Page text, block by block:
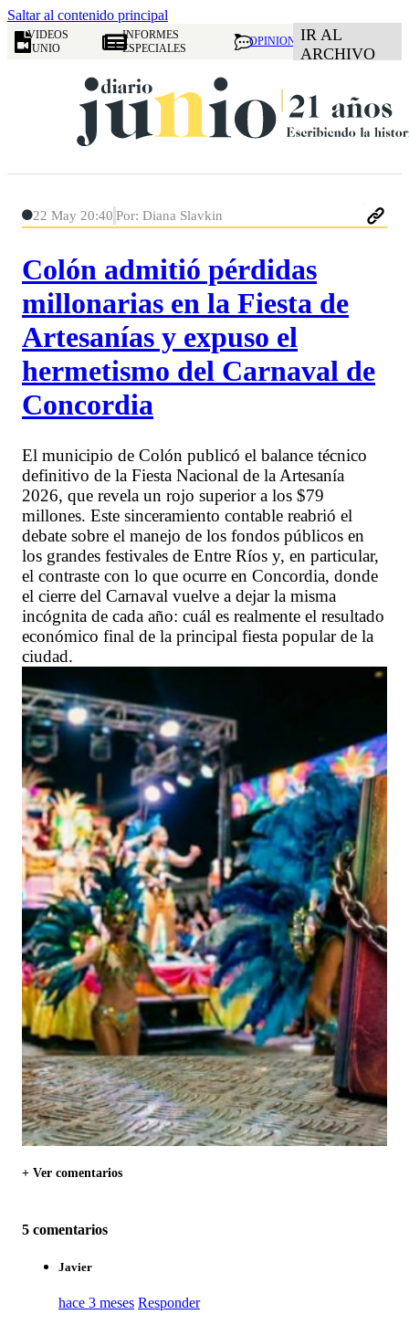
Saltar al contenido principal
VIDEOS
JUNIO
INFORMES
ESPECIALES
OPINION IR AL
ARCHIVO
22 May 20:40 Por: Diana Slavkin
Colón admitió pérdidas
millonarias en la Fiesta de
Artesanías y expuso el
hermetismo del Carnaval de
Concordia
El municipio de Colón publicó el balance técnico
definitivo de la Fiesta Nacional de la Artesanía
2026, que revela un rojo superior a los $79
millones. Este sinceramiento contable reabrió el
debate sobre el manejo de los fondos públicos en
los grandes festivales de Entre Ríos y, en particular,
el contraste con lo que ocurre en Concordia, donde
el cierre del Carnaval vuelve a dejar la misma
incógnita de cada año: cuál es realmente el resultado
económico final de la principal fiesta popular de la
ciudad.
+ Ver comentarios
5 comentarios
Javier
hace 3 meses Responder